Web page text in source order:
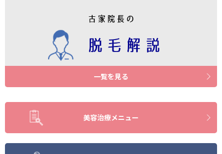
一覧を見る
美容治療メニュー